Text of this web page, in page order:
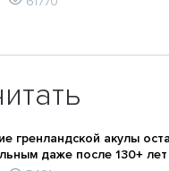
гренландской акулы
даже после 130+